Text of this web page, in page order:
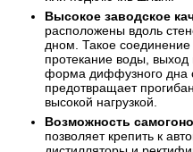
Высокое заводское
расположены вдоль
дном. Такое
протекание воды,
форма диффузного дна
предотвращает
высокой нагрузкой.
Возможность
позволяет крепить к